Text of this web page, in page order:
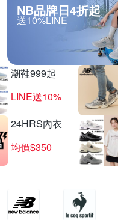
NB品牌日4折起
送10%LINE
潮鞋999起
LINE送10%
24HRS內衣
均價$350